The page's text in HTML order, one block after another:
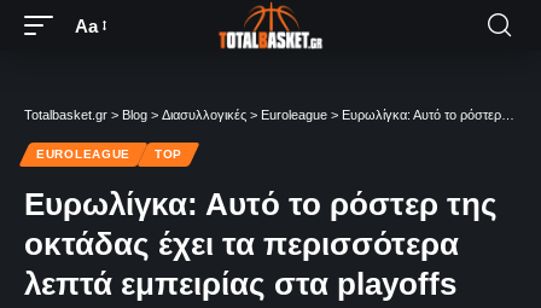
Aa
Totalbasket.gr > Blog > Διασυλλογικές > Euroleague > Ευρωλίγκα: Αυτό το ρόστερ της οκτάδας έχει τα περισσότερα λεπτά εμπειρίας στα playoffs
EUROLEAGUE TOP
Ευρωλίγκα: Αυτό το ρόστερ της
οκτάδας έχει τα περισσότερα
λεπτά εμπειρίας στα playoffs